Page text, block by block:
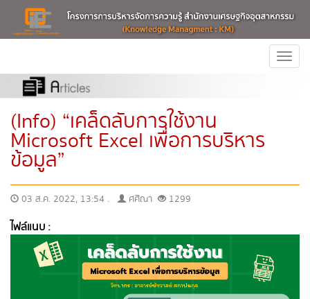
(Info) “เคล็ดลับการใช้งาน
Microsoft Excel เพื่อการบริหาร
ข้อมูล”
03 ส.ค. 2022, 13:54 . ศศิณา 1299
ไฟล์แนบ :